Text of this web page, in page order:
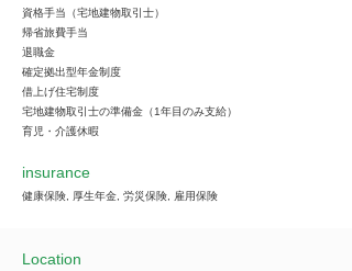
資格手当（宅地建物取引士）
帰省旅費手当
退職金
確定拠出型年金制度
借上げ住宅制度
宅地建物取引士の準備金（1年目のみ支給）
育児・介護休暇
insurance
健康保険, 厚生年金, 労災保険, 雇用保険
Location